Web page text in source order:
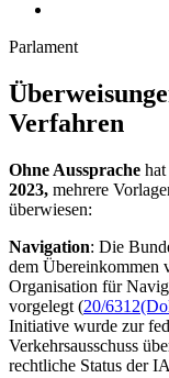
Parlament
Verfahren
Ohne Aussprache
2023, mehrere
überwiesen:
Navigation: Die
dem Übereinkommen
Organisation für
vorgelegt (20/6312
Initiative wurde zur
Verkehrsausschuss
rechtliche Status der